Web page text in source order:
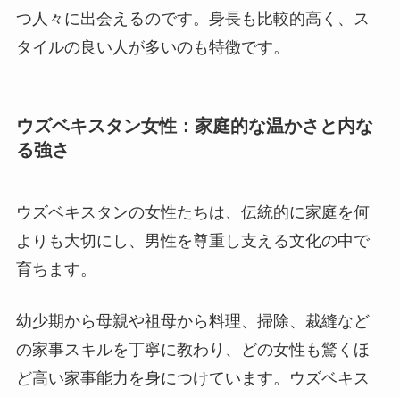
つ人々に出会えるのです。身長も比較的高く、ス
タイルの良い人が多いのも特徴です。
ウズベキスタン女性：家庭的な温かさと内な
る強さ
ウズベキスタンの女性たちは、伝統的に家庭を何
よりも大切にし、男性を尊重し支える文化の中で
育ちます。
幼少期から母親や祖母から料理、掃除、裁縫など
の家事スキルを丁寧に教わり、どの女性も驚くほ
ど高い家事能力を身につけています。ウズベキス